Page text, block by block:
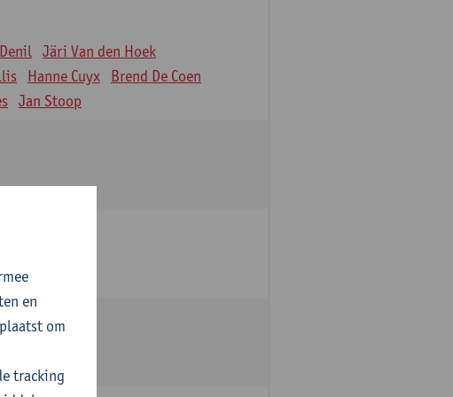
Järi Van den Hoek
Hanne Cuyx
Brend De Coen
Jan Stoop
en
om
tracking